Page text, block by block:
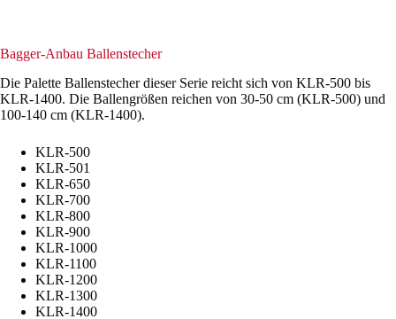
Bagger-Anbau Ballenstecher
Die Palette Ballenstecher dieser Serie reicht sich von KLR-500 bis
KLR-1400. Die Ballengrößen reichen von 30-50 cm (KLR-500) und
100-140 cm (KLR-1400).
KLR-500
KLR-501
KLR-650
KLR-700
KLR-800
KLR-900
KLR-1000
KLR-1100
KLR-1200
KLR-1300
KLR-1400